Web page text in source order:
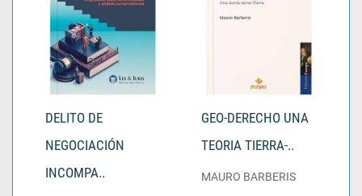
DELITO DE
NEGOCIACIÓN
INCOMPA..
GEO-DERECHO UNA
TEORIA TIERRA-..
MAURO BARBERIS